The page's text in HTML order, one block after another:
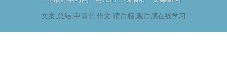
文案,总结,申请书,作文,读后感,观后感在线学习